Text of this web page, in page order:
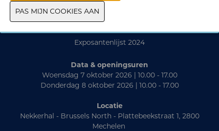
Contact
Exposantenlijst 2024
Data & openingsuren
Woensdag 7 oktober 2026 | 10.00 - 17.00
Donderdag 8 oktober 2026 | 10.00 - 17.00
Locatie
Nekkerhal - Brussels North - Plattebeekstraat 1, 2800
Mechelen